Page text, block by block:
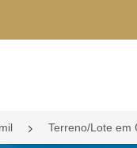
Terreno/Lote em